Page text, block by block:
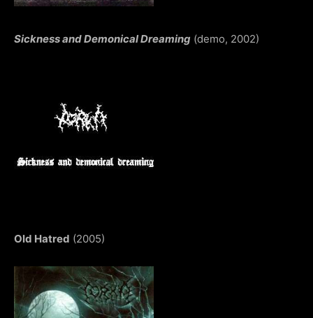
Sickness and Demonical Dreaming (demo, 2002)
Old Hatred (2005)